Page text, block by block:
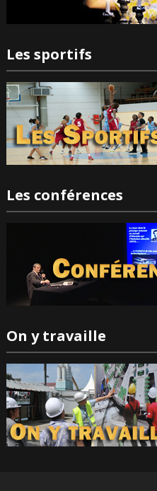
Les sportifs
Les conférences
On y travaille